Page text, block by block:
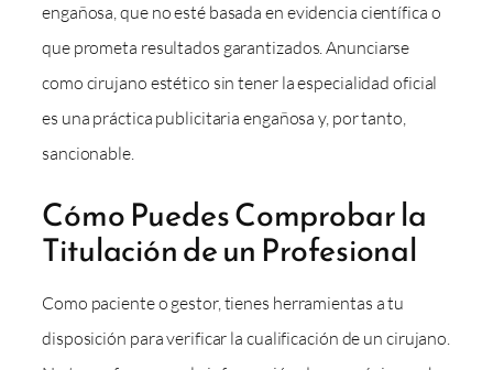
engañosa, que no esté basada en evidencia científica o
que prometa resultados garantizados. Anunciarse
como cirujano estético sin tener la especialidad oficial
es una práctica publicitaria engañosa y, por tanto,
sancionable.
Cómo Puedes Comprobar la
Titulación de un Profesional
Como paciente o gestor, tienes herramientas a tu
disposición para verificar la cualificación de un cirujano.